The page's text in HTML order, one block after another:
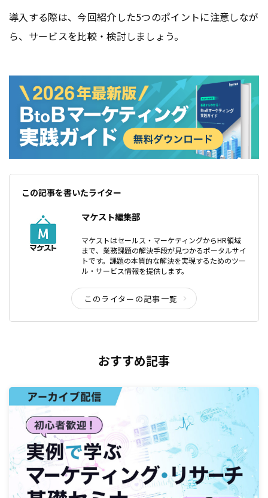
導入する際は、今回紹介した5つのポイントに注意しなが
ら、サービスを比較・検討しましょう。
この記事を書いたライター
マケスト編集部
マケストはセールス・マーケティングからHR領域
まで、業務課題の解決手段が見つかるポータルサイ
トです。課題の本質的な解決を実現するためのツー
ル・サービス情報を提供します。
このライターの記事一覧
おすすめ記事